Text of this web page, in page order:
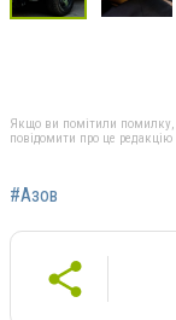
Якщо ви помітили помилку,
повідомити про це редакцію
#Азов